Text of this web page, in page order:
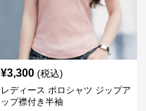
¥3,300 (税込)
レディース ポロシャツ ジップア
ップ襟付き半袖